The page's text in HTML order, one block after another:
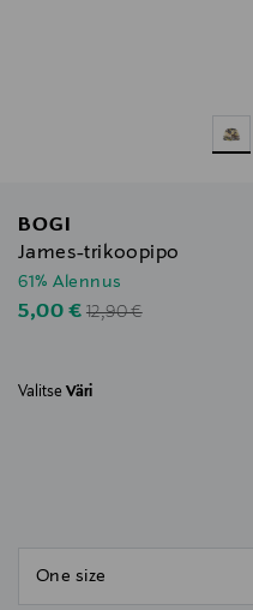
BOGI
James-trikoopipo
61% Alennus
Discounted Price
5,00 € Original Price
12,90 €
Valitse Väri
null